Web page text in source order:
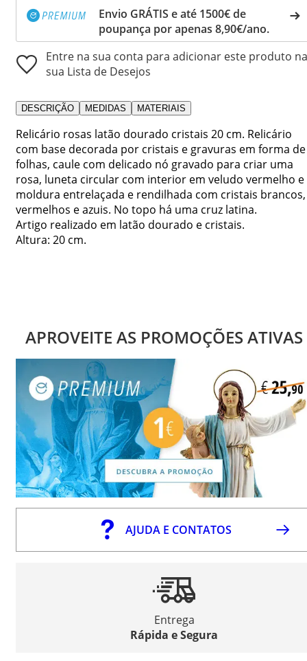
Envio GRÁTIS e até 1500€ de
poupança por apenas 8,90€/ano.
Entre na sua conta para adicionar este produto na
sua Lista de Desejos
DESCRIÇÃO MEDIDAS MATERIAIS
Relicário rosas latão dourado cristais 20 cm. Relicário
com base decorada por cristais e gravuras em forma de
folhas, caule com delicado nó gravado para criar uma
rosa, luneta circular com interior em veludo vermelho e
moldura entrelaçada e rendilhada com cristais brancos,
vermelhos e azuis. No topo há uma cruz latina.
Artigo realizado em latão dourado e cristais.
Altura: 20 cm.
APROVEITE AS PROMOÇÕES ATIVAS
AJUDA E CONTATOS
Entrega
Rápida e Segura